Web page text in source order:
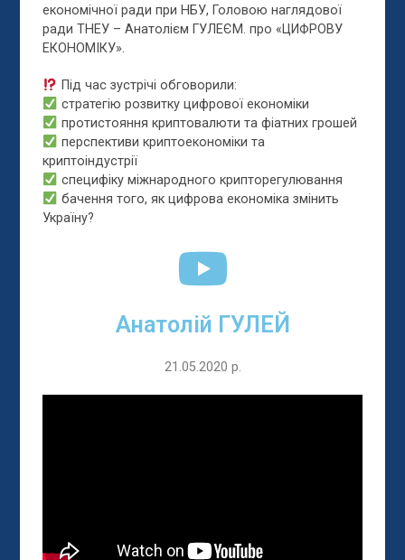
економічної ради при НБУ, Головою наглядової
ради ТНЕУ – Анатолієм ГУЛЕЄМ. про «ЦИФРОВУ
ЕКОНОМІКУ».
Під час зустрічі обговорили:
стратегію розвитку цифрової економіки
протистояння криптовалюти та фіатних грошей
перспективи криптоекономіки та
криптоіндустрії
специфіку міжнародного крипторегулювання
бачення того, як цифрова економіка змінить
Україну?
Анатолій ГУЛЕЙ
21.05.2020 р.